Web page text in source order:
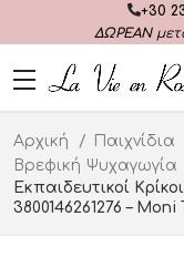
+30
ΔΩΡΕΑΝ
Αρχική Παιχνίδια
Βρεφική Ψυχαγωγία
Εκπαιδευτικοί
3800146261276 – Moni